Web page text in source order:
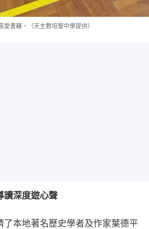
書籍。（天主教培聖中學提供）
讀深度遊心聲
了本地著名歷史學者及作家葉德平